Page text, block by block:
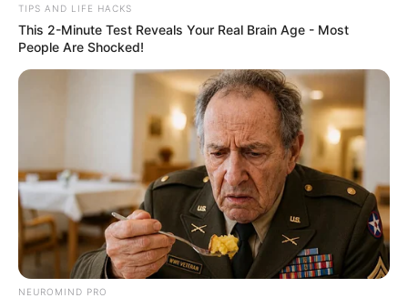
TIPS AND LIFE HACKS
This 2-Minute Test Reveals Your Real Brain Age - Most
People Are Shocked!
NEUROMIND PRO